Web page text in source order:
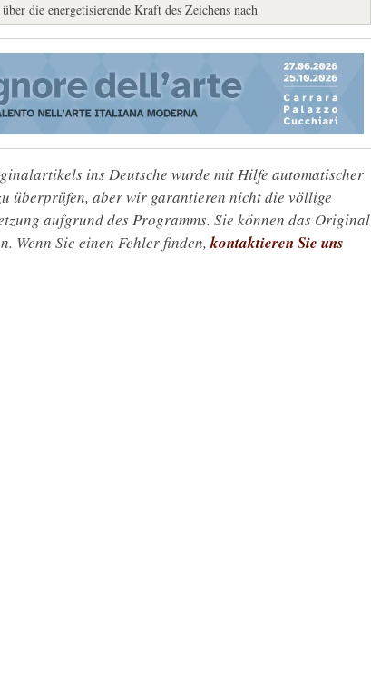
die energetisierende Kraft des Zeichens nach
ins Deutsche wurde mit Hilfe automatischer
überprüfen, aber wir garantieren nicht die völlige
aufgrund des Programms. Sie können das Original
Wenn Sie einen Fehler finden,kontaktieren Sie uns